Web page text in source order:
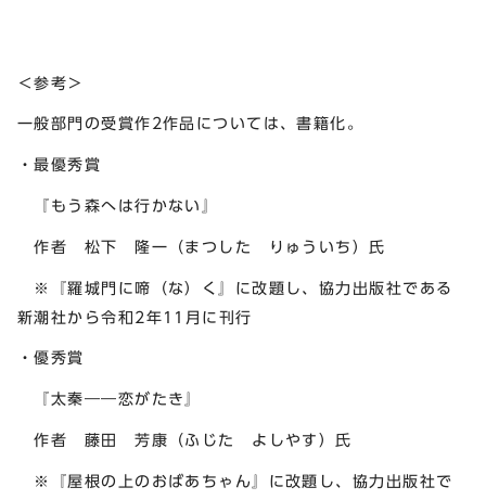
＜参考＞
一般部門の受賞作2作品については、書籍化。
・最優秀賞
『もう森へは行かない』
作者 松下 隆一（まつした りゅういち）氏
※『羅城門に啼（な）く』に改題し、協力出版社である
新潮社から令和2年11月に刊行
・優秀賞
『太秦――恋がたき』
作者 藤田 芳康（ふじた よしやす）氏
※『屋根の上のおばあちゃん』に改題し、協力出版社で